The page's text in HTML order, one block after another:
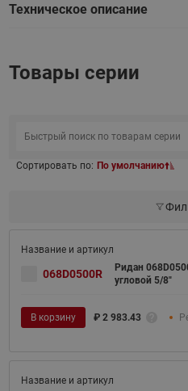
Техническое описание
Товары серии
Сортировать по: По умолчанию
068D0500R
Ридан
угловой 5/8"
В корзину ₽ 2 983.43